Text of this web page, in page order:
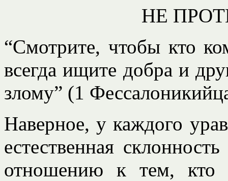
НЕ
“Смотрите, чтобы кто
всегда ищите добра и
злому” (1
Наверное, у каждого
естественная
отношению к тем, кто